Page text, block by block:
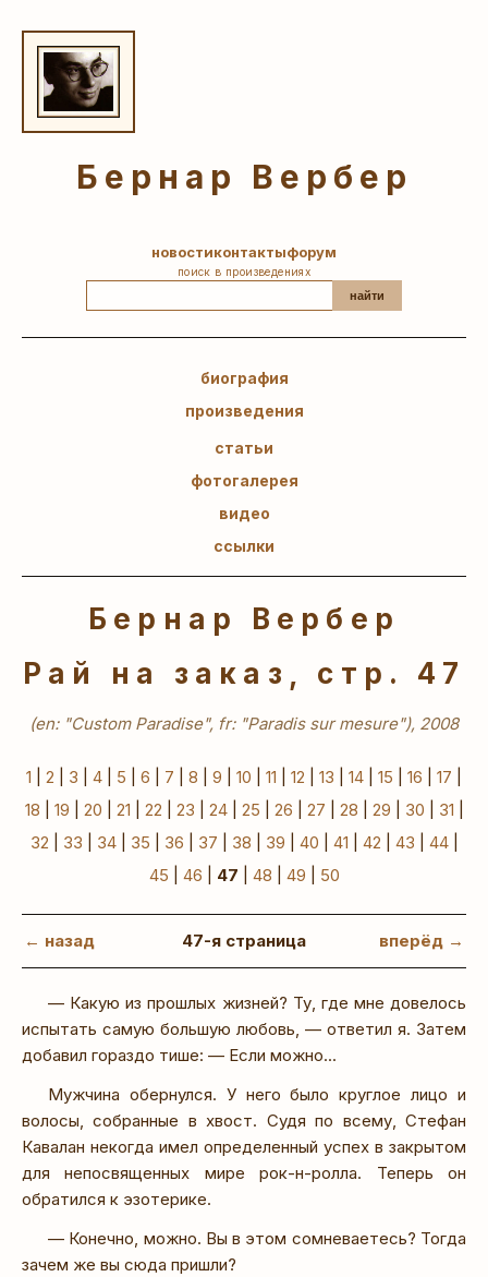
Бернар Вербер
новостиконтактыфорум
поиск в произведениях
найти
биография
произведения
статьи
фотогалерея
видео
ссылки
Бернар Вербер
Рай на заказ, стр. 47
(en: "Custom Paradise", fr: "Paradis sur mesure"), 2008
1 2 3 4 5 6 7 8 9 10 11 12 13 14 15 16 17
18
19 20 21 22 23 24| 25 26 27 28 29 30 31
32
33 34| 35 36 37 38 39 40 41 42 43 44|
45
46 47 48 49 50
← назад 47-я страница вперёд →
— Какую из прошлых жизней? Ту, где мне довелось
испытать самую большую любовь, — ответил я. Затем
добавил гораздо тише: — Если можно...
Мужчина обернулся. У него было круглое лицо и
волосы, собранные в хвост. Судя по всему, Стефан
Кавалан некогда имел определенный успех в закрытом
для непосвященных мире рок-н-ролла. Теперь он
обратился к эзотерике.
— Конечно, можно. Вы в этом сомневаетесь? Тогда
зачем же вы сюда пришли?